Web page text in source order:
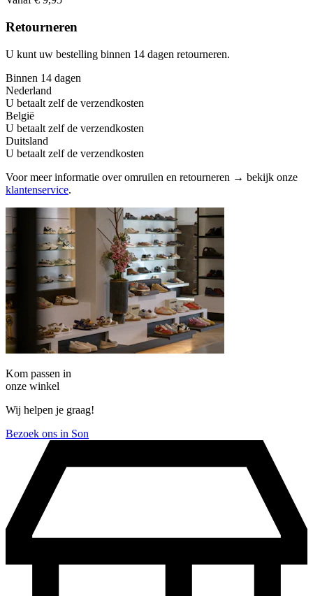
Retourneren
U kunt uw bestelling binnen 14 dagen retourneren.
Binnen 14 dagen
Nederland
U betaalt zelf de verzendkosten
België
U betaalt zelf de verzendkosten
Duitsland
U betaalt zelf de verzendkosten
Voor meer informatie over omruilen en retourneren → bekijk onze
klantenservice.
Kom passen in
onze winkel
Wij helpen je graag!
Bezoek ons in Son